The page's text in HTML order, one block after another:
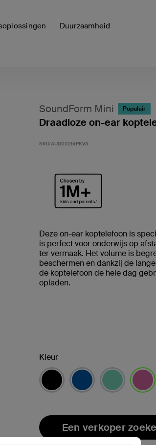
Duurzaamheid
SoundForm Mini Populair
Draadloze on-ear
SKU:AUD002btPKV3
Deze on-ear koptelefoon is
is perfect voor onderwijs op
ter vermaak. Het volume is
beschermen en dankzij de
de koptelefoon de hele dag
opladen.
Kleur
Een verkoper